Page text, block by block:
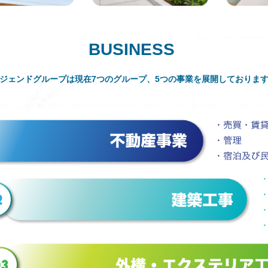
BUSINESS
ェンドグループは現在7つのグループ、5つの事業を展開しておりま